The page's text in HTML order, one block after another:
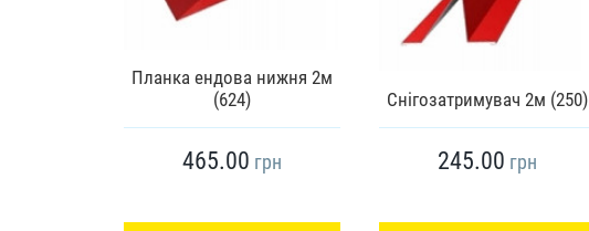
Планка ендова нижня 2м
(624)
465.00 грн
Снігозатримувач 2м (250)
245.00 грн